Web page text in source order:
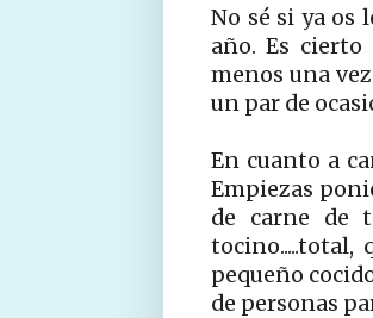
No sé si ya os
año. Es
menos una
un par de
En cuanto a
Empiezas
de carne de
pequeño
de personas